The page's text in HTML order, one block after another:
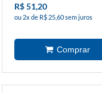
R$ 51,20
ou 2x de R$ 25,60 sem juros